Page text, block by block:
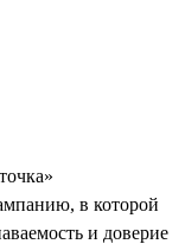
в которой
и доверие